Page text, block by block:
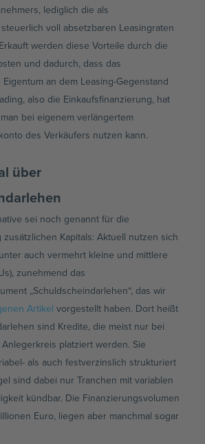
lediglich die als
voll absetzbaren Leasingraten
werden diese Vorteile durch die
und dadurch, dass das
an dem Leasing-Gegenstand
also die Einkaufsfinanzierung, hat
bei eigenem verlängertem
des Verkäufers nutzen kann.
über
sei noch genannt für die
Kapitals: Aktuell nutzen sich
auch vermehrt kleine und mittlere
zunehmend das
„Schuldscheindarlehen“, das wir
Artikel vorgestellt haben. Dort heißt
sind Kredite, die meist nur bei
platziert werden. Sie
als auch festverzinslich strukturiert
sind dabei nur Tranchen mit variablen
kündbar. Die Finanzierungsvolumen
Euro, liegen aber manchmal sogar